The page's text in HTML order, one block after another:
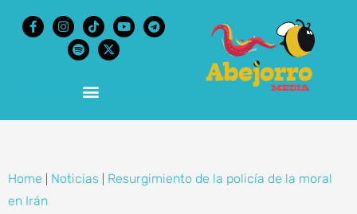
Home Noticias
Resurgimiento de la policía de la moral
en Irán